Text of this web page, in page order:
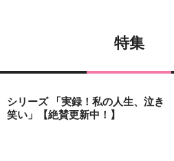
特集
シリーズ 「実録！私の人生、泣き
笑い」【絶賛更新中！】